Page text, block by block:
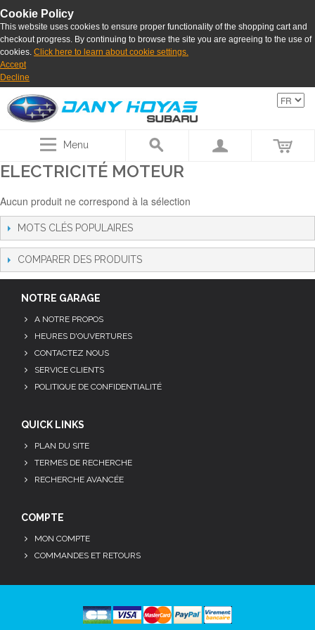
Cookie Policy
This website uses cookies to ensure proper functionality of the shopping cart and
checkout progress. By continuing to browse the site you are agreeing to the use of
cookies. Click here to learn about cookie settings.
Accept
Decline
Menu
ELECTRICITÉ MOTEUR
Aucun produit ne correspond à la sélection
MOTS CLÉS POPULAIRES
COMPARER DES PRODUITS
NOTRE GARAGE
A NOTRE PROPOS
HEURES D'OUVERTURES
CONTACTEZ NOUS
SERVICE CLIENTS
POLITIQUE DE CONFIDENTIALITÉ
QUICK LINKS
PLAN DU SITE
TERMES DE RECHERCHE
RECHERCHE AVANCÉE
COMPTE
MON COMPTE
COMMANDES ET RETOURS